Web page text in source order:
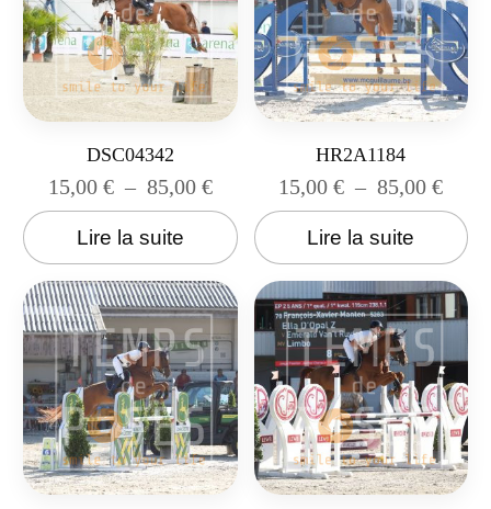
DSC04342
15,00 € – 85,00 €
Lire la suite
HR2A1184
15,00€ – 85,00€
Lire la suite